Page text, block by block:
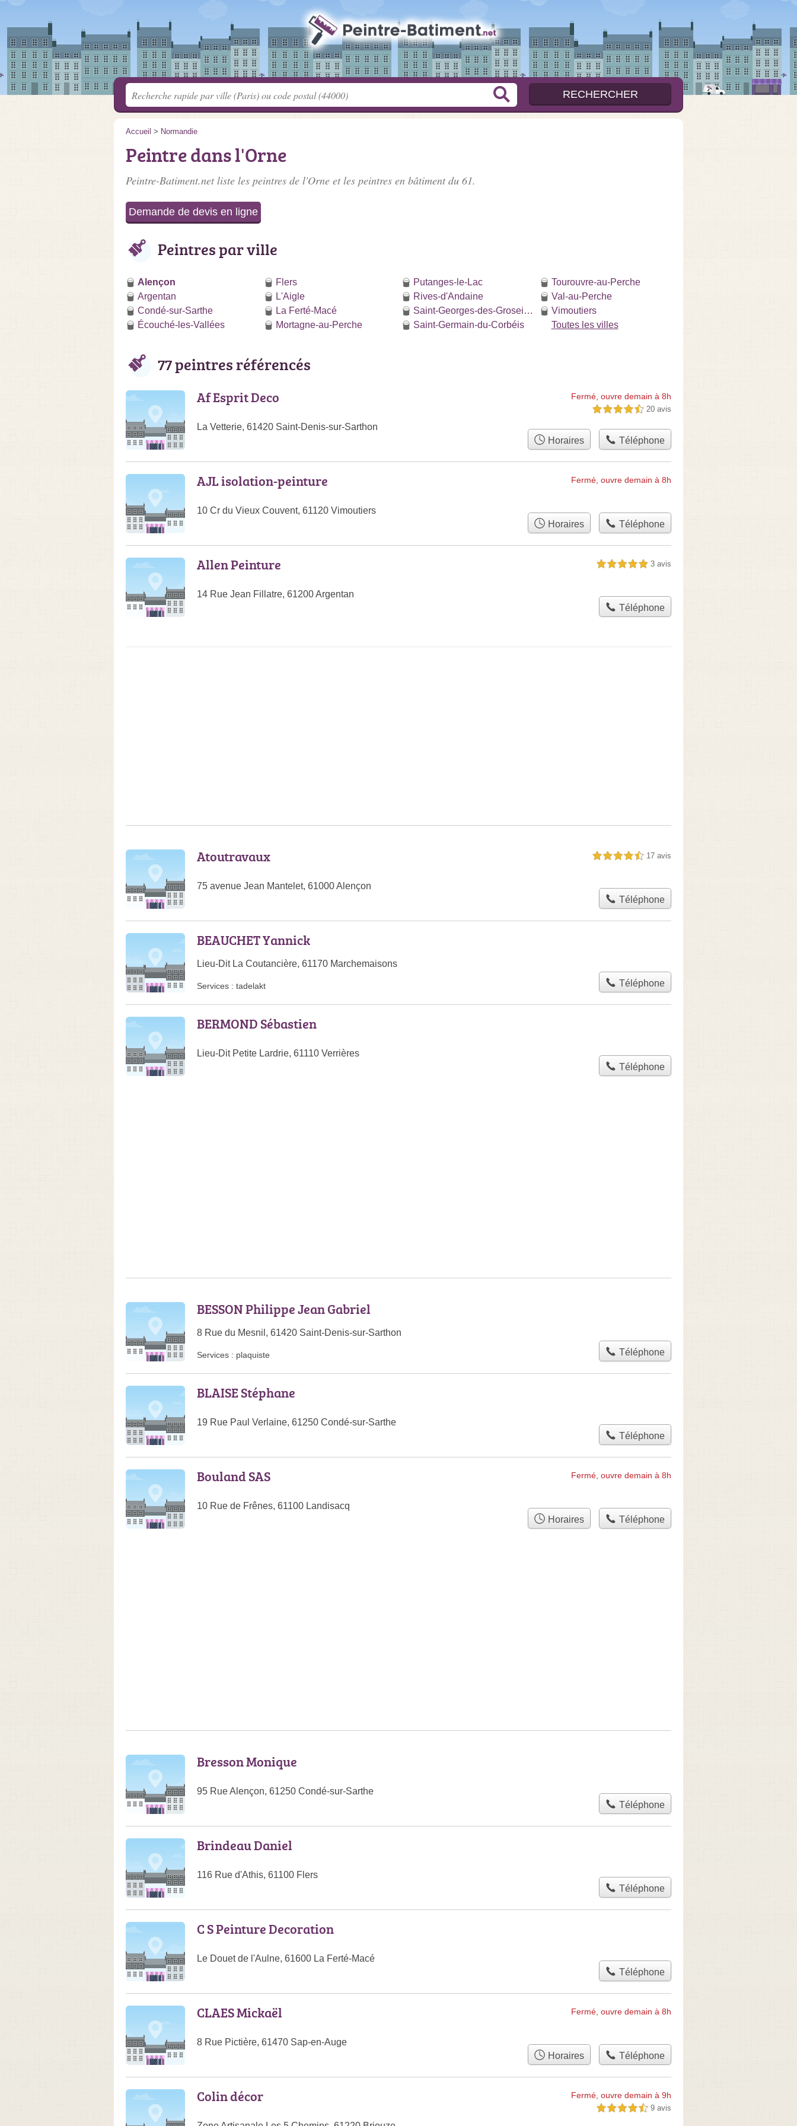
Accueil > Normandie
Peintre dans l'Orne
Peintre-Batiment.net liste les peintres de l'Orne et les peintres en bâtiment du 61.
Demande de devis en ligne
Peintres par ville
Alençon
Argentan
Condé-sur-Sarthe
Écouché-les-Vallées
Flers
L'Aigle
La Ferté-Macé
Mortagne-au-Perche
Putanges-le-Lac
Rives-d'Andaine
Saint-Georges-des-Groseillers
Saint-Germain-du-Corbéis
Tourouvre-au-Perche
Val-au-Perche
Vimoutiers
Toutes les villes
77 peintres référencés
Af Esprit Deco
La Vetterie, 61420 Saint-Denis-sur-Sarthon
Fermé, ouvre demain à 8h
4,5 étoiles sur 5 20 avis
Horaires Téléphone
AJL isolation-peinture
10 Cr du Vieux Couvent, 61120 Vimoutiers
Fermé, ouvre demain à 8h
Horaires Téléphone
Allen Peinture
14 Rue Jean Fillatre, 61200 Argentan
5,0 étoiles sur 5 3 avis
Téléphone
Atoutravaux
75 avenue Jean Mantelet, 61000 Alençon
4,5 étoiles sur 5 17 avis
Téléphone
BEAUCHET Yannick
Lieu-Dit La Coutancière, 61170 Marchemaisons
Services : tadelakt Téléphone
BERMOND Sébastien
Lieu-Dit Petite Lardrie, 61110 Verrières
Téléphone
BESSON Philippe Jean Gabriel
8 Rue du Mesnil, 61420 Saint-Denis-sur-Sarthon
Services : plaquiste Téléphone
BLAISE Stéphane
19 Rue Paul Verlaine, 61250 Condé-sur-Sarthe
Téléphone
Bouland SAS
10 Rue de Frênes, 61100 Landisacq
Fermé, ouvre demain à 8h
Horaires Téléphone
Bresson Monique
95 Rue Alençon, 61250 Condé-sur-Sarthe
Téléphone
Brindeau Daniel
116 Rue d'Athis, 61100 Flers
Téléphone
C S Peinture Decoration
Le Douet de l'Aulne, 61600 La Ferté-Macé
Téléphone
CLAES Mickaël
8 Rue Pictière, 61470 Sap-en-Auge
Fermé, ouvre demain à 8h
Horaires Téléphone
Colin décor Fermé, ouvre demain à 9h
4,5 étoiles sur 5 9 avis